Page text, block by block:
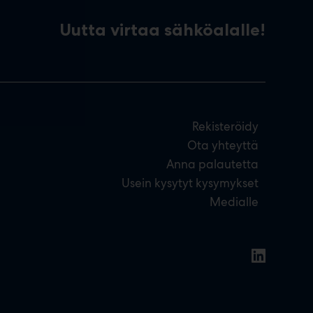
Uutta virtaa sähköalalle!
Rekisteröidy
Ota yhteyttä
Anna palautetta
Usein kysytyt kysymykset
Medialle